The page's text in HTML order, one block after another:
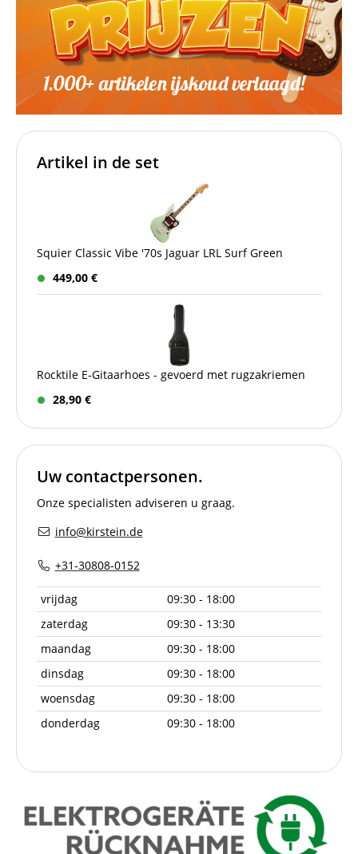
Artikel in de set
Squier Classic Vibe '70s Jaguar LRL Surf Green
449,00 €
Rocktile E-Gitaarhoes - gevoerd met rugzakriemen
28,90 €
Uw contactpersonen.
Onze specialisten adviseren u graag.
info@kirstein.de
+31-30808-0152
vrijdag
09:30 - 18:00
zaterdag
09:30 - 13:30
maandag
09:30 - 18:00
dinsdag
09:30 - 18:00
woensdag
09:30 - 18:00
donderdag
09:30 - 18:00